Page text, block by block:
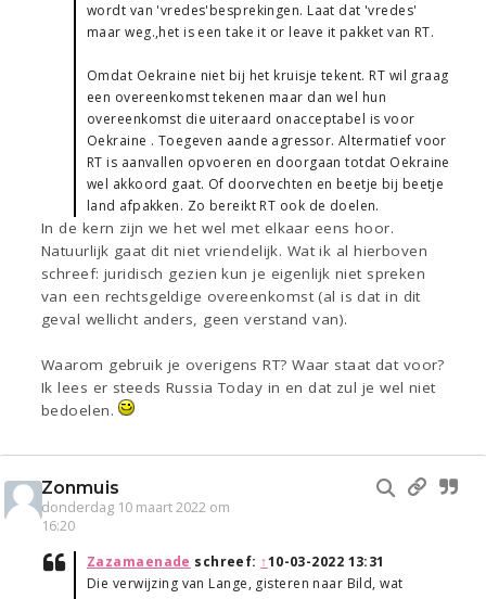
wordt van 'vredes'besprekingen. Laat dat 'vredes'
maar weg.,het is een take it or leave it pakket van RT.
Omdat Oekraine niet bij het kruisje tekent. RT wil graag
een overeenkomst tekenen maar dan wel hun
overeenkomst die uiteraard onacceptabel is voor
Oekraine . Toegeven aande agressor. Altermatief voor
RT is aanvallen opvoeren en doorgaan totdat Oekraine
wel akkoord gaat. Of doorvechten en beetje bij beetje
land afpakken. Zo bereikt RT ook de doelen.
In de kern zijn we het wel met elkaar eens hoor.
Natuurlijk gaat dit niet vriendelijk. Wat ik al hierboven
schreef: juridisch gezien kun je eigenlijk niet spreken
van een rechtsgeldige overeenkomst (al is dat in dit
geval wellicht anders, geen verstand van).
Waarom gebruik je overigens RT? Waar staat dat voor?
Ik lees er steeds Russia Today in en dat zul je wel niet
bedoelen.
Zonmuis
donderdag 10 maart 2022 om
16:20
Zazamaenade schreef: ↑10-03-2022 13:31
Die verwijzing van Lange, gisteren naar Bild, wat